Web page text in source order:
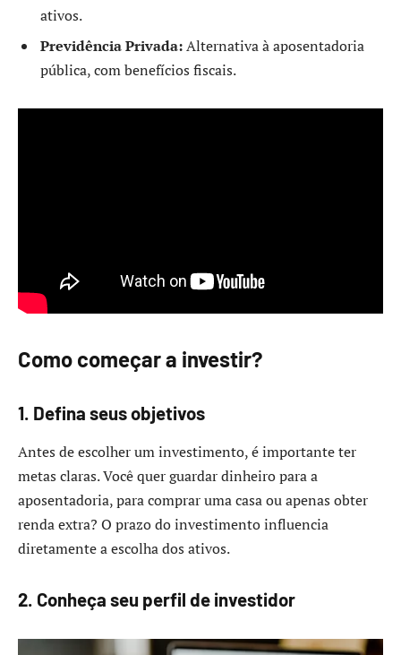
ativos.
Previdência Privada:Alternativa à aposentadoria
pública, com benefícios fiscais.
Como começar a investir?
1. Defina seus objetivos
Antes de escolher um investimento, é importante ter
metas claras. Você quer guardar dinheiro para a
aposentadoria, para comprar uma casa ou apenas obter
renda extra? O prazo do investimento influencia
diretamente a escolha dos ativos.
2. Conheça seu perfil de investidor